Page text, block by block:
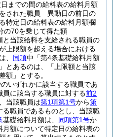
までの間の給料表の給料月額
された職員 異動日の前日の
特定日の給料表の給料月額欄
の70を乗じて得た額
と当該給料を支給される職員の
上限額を超える場合における
、 同項中「第4条基礎給料月額
とあるのは、「上限額と当該
額」とする。
のいずれかに該当する職員であ
員に該当する職員に対する前2
当該職員は第1項第1号から第
る職員であるものとし、当該職
基礎給料月額は、 同項第1号か
月額について特定日の給料表の